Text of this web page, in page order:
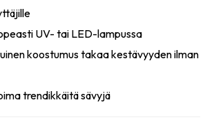
UV- tai LED-lampussa
koostumus takaa kestävyyden ilman
trendikkäitä sävyjä